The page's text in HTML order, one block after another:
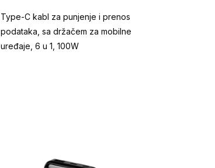
Type-C kabl za punjenje i prenos
podataka, sa držačem za mobilne
uređaje, 6 u 1, 100W